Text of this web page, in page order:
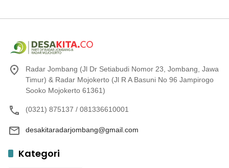
Radar Jombang (Jl Dr Setiabudi Nomor 23, Jombang, Jawa
Timur) & Radar Mojokerto (Jl R A Basuni No 96 Jampirogo
Sooko Mojokerto 61361)
(0321) 875137 / 081336610001
desakitaradarjombang@gmail.com
Kategori